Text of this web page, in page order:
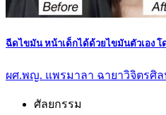
ฉีดไขมัน หน้าเด็กได้ด้วยไขมันตัวเอง
ผศ.พญ. แพรมาลา ฉายาวิจิตรศิล
ศัลยกรรม